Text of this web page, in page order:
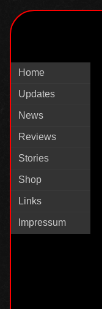
Home
Updates
News
Reviews
Stories
Shop
Links
Impressum